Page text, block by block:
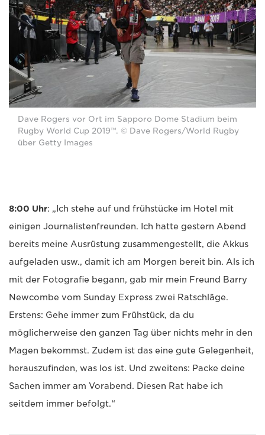
Dave Rogers vor Ort im Sapporo Dome Stadium beim
Rugby World Cup 2019™. © Dave Rogers/World Rugby
über Getty Images
8:00 Uhr: „Ich stehe auf und frühstücke im Hotel mit
einigen Journalistenfreunden. Ich hatte gestern Abend
bereits meine Ausrüstung zusammengestellt, die Akkus
aufgeladen usw., damit ich am Morgen bereit bin. Als ich
mit der Fotografie begann, gab mir mein Freund Barry
Newcombe vom Sunday Express zwei Ratschläge.
Erstens: Gehe immer zum Frühstück, da du
möglicherweise den ganzen Tag über nichts mehr in den
Magen bekommst. Zudem ist das eine gute Gelegenheit,
herauszufinden, was los ist. Und zweitens: Packe deine
Sachen immer am Vorabend. Diesen Rat habe ich
seitdem immer befolgt.“